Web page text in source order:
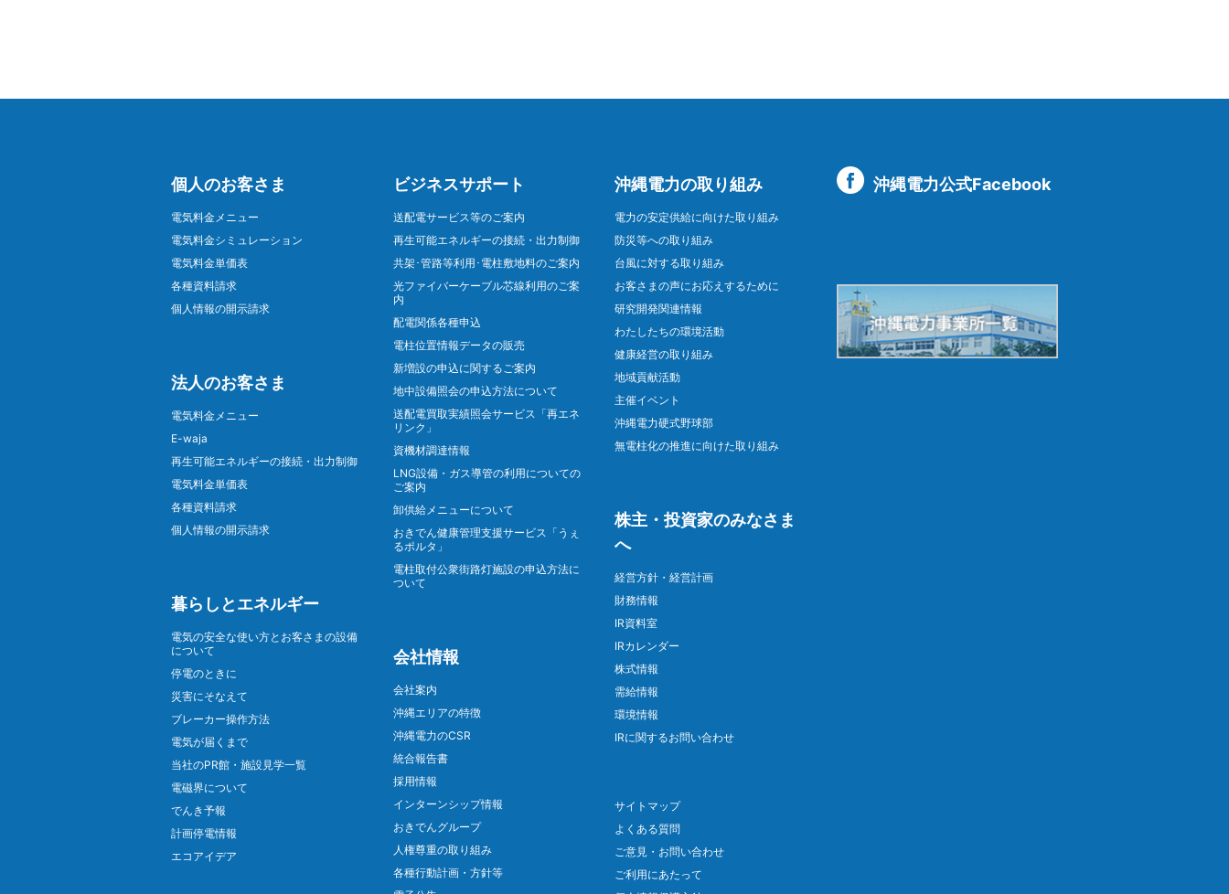
個人のお客さま
電気料金メニュー
電気料金シミュレーション
電気料金単価表
各種資料請求
個人情報の開示請求
法人のお客さま
電気料金メニュー
E-waja
再生可能エネルギーの接続・出力制御
電気料金単価表
各種資料請求
個人情報の開示請求
暮らしとエネルギー
電気の安全な使い方とお客さまの設備
について
停電のときに
災害にそなえて
ブレーカー操作方法
電気が届くまで
当社のPR館・施設見学一覧
電磁界について
でんき予報
計画停電情報
エコアイデア
ビジネスサポート
送配電サービス等のご案内
再生可能エネルギーの接続・出力制御
共架･管路等利用･電柱敷地料のご案内
光ファイバーケーブル芯線利用のご案
内
配電関係各種申込
電柱位置情報データの販売
新増設の申込に関するご案内
地中設備照会の申込方法について
送配電買取実績照会サービス「再エネ
リンク」
資機材調達情報
LNG設備・ガス導管の利用についての
ご案内
卸供給メニューについて
おきでん健康管理支援サービス「うぇ
るポルタ」
電柱取付公衆街路灯施設の申込方法に
ついて
会社情報
会社案内
沖縄エリアの特徴
沖縄電力のCSR
統合報告書
採用情報
インターンシップ情報
おきでんグループ
人権尊重の取り組み
各種行動計画・方針等
沖縄電力の取り組み
電力の安定供給に向けた取り組み
防災等への取り組み
台風に対する取り組み
お客さまの声にお応えするために
研究開発関連情報
わたしたちの環境活動
健康経営の取り組み
地域貢献活動
主催イベント
沖縄電力硬式野球部
無電柱化の推進に向けた取り組み
株主・投資家のみなさま
へ
経営方針・経営計画
財務情報
IR資料室
IRカレンダー
株式情報
需給情報
環境情報
IRに関するお問い合わせ
サイトマップ
よくある質問
ご意見・お問い合わせ
ご利用にあたって
沖縄電力公式Facebook